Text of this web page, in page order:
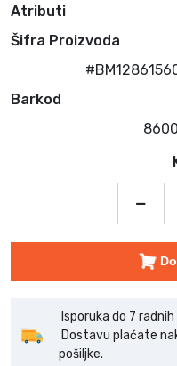
Atributi
Šifra Proizvoda
Barkod
Isporuka do 7 radnih
Dostavu plaćate
pošiljke.